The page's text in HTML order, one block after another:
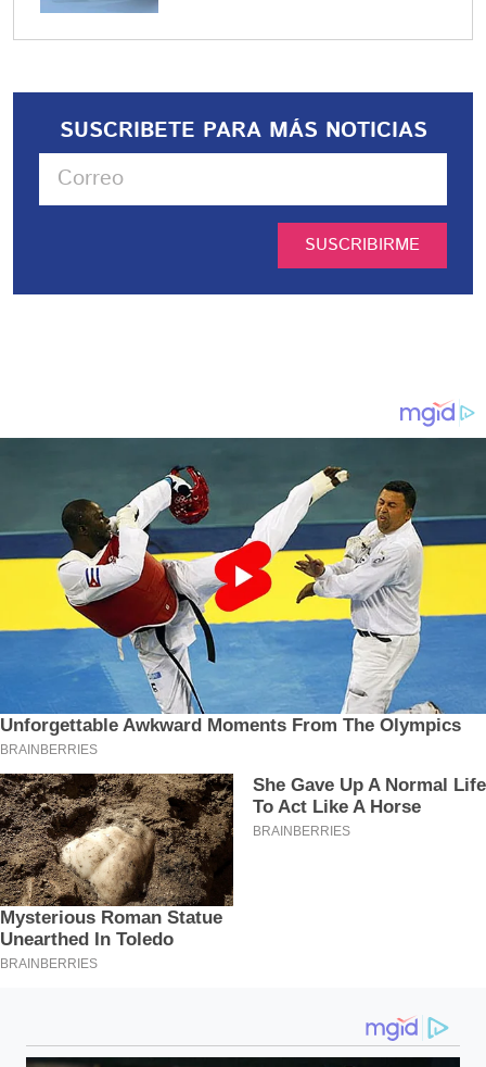
SUSCRIBETE PARA MÁS NOTICIAS
SUSCRIBIRME